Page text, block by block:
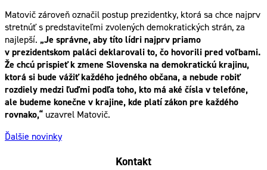
Matovič zároveň označil postup prezidentky, ktorá sa chce najprv
stretnúť s predstaviteľmi zvolených demokratických strán, za
najlepší. „Je správne, aby títo lídri najprv priamo
v prezidentskom paláci deklarovali to, čo hovorili pred voľbami.
Že chcú prispieť k zmene Slovenska na demokratickú krajinu,
ktorá si bude vážiť každého jedného občana, a nebude robiť
rozdiely medzi ľuďmi podľa toho, kto má aké čísla v telefóne,
ale budeme konečne v krajine, kde platí zákon pre každého
rovnako,“ uzavrel Matovič.
Ďalšie novinky
Kontakt